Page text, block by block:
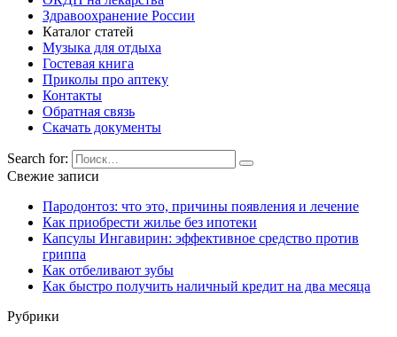
Здравоохранение России
Каталог статей
Музыка для отдыха
Гостевая книга
Приколы про аптеку
Контакты
Обратная связь
Скачать документы
Search for:
Свежие записи
Пародонтоз: что это, причины появления и лечение
Как приобрести жилье без ипотеки
Капсулы Ингавирин: эффективное средство против
гриппа
Как отбеливают зубы
Как быстро получить наличный кредит на два месяца
Рубрики